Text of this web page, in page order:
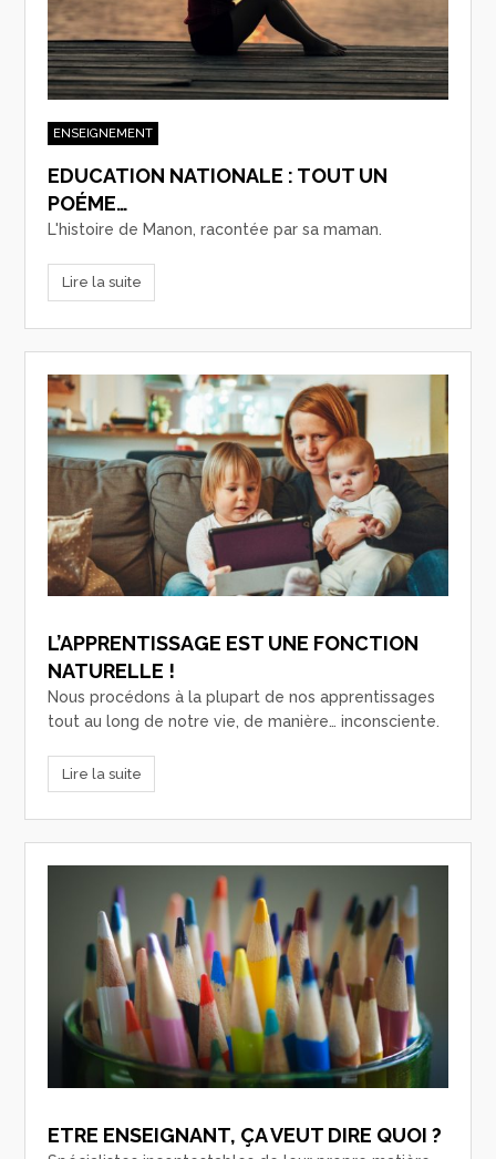
ENSEIGNEMENT
EDUCATION NATIONALE : TOUT UN
POÉME…
L'histoire de Manon, racontée par sa maman.
Lire la suite
L’APPRENTISSAGE EST UNE FONCTION
NATURELLE !
Nous procédons à la plupart de nos apprentissages
tout au long de notre vie, de manière… inconsciente.
Lire la suite
ETRE ENSEIGNANT, ÇA VEUT DIRE QUOI ?